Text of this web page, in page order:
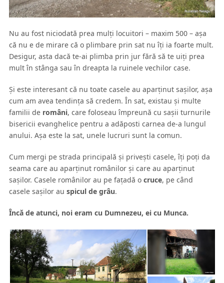
Nu au fost niciodată prea mulţi locuitori – maxim 500 – aşa
că nu e de mirare că o plimbare prin sat nu îţi ia foarte mult.
Desigur, asta dacă te-ai plimba prin jur fără să te uiţi prea
mult în stânga sau în dreapta la ruinele vechilor case.
Şi este interesant că nu toate casele au aparţinut saşilor, aşa
cum am avea tendinţa să credem. În sat, existau şi multe
familii de români, care foloseau împreună cu saşii turnurile
bisericii evanghelice pentru a adăposti carnea de-a lungul
anului. Aşa este la sat, unele lucruri sunt la comun.
Cum mergi pe strada principală şi priveşti casele, îţi poţi da
seama care au aparţinut românilor şi care au aparţinut
saşilor. Casele românilor au pe faţadă o cruce, pe când
casele saşilor au spicul de grâu.
Încă de atunci, noi eram cu Dumnezeu, ei cu Munca.